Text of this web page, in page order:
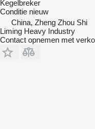
Kegelbreker
Conditie nieuw
China, Zheng Zhou Shi
Liming Heavy Industry
Contact opnemen met